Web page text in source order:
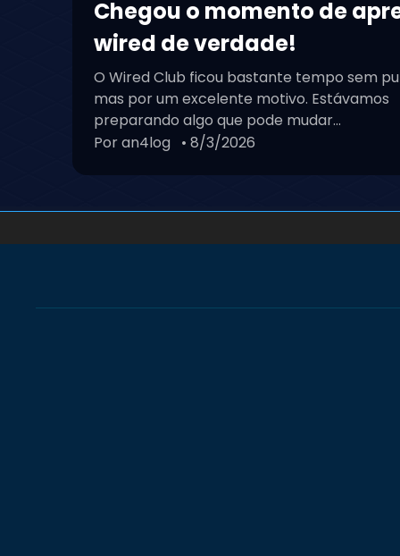
Chegou o momento de
wired de verdade!
O Wired Club ficou bastante tempo sem
mas por um excelente motivo. Estávamos
preparando algo que pode mudar...
Por an4log • 8/3/2026